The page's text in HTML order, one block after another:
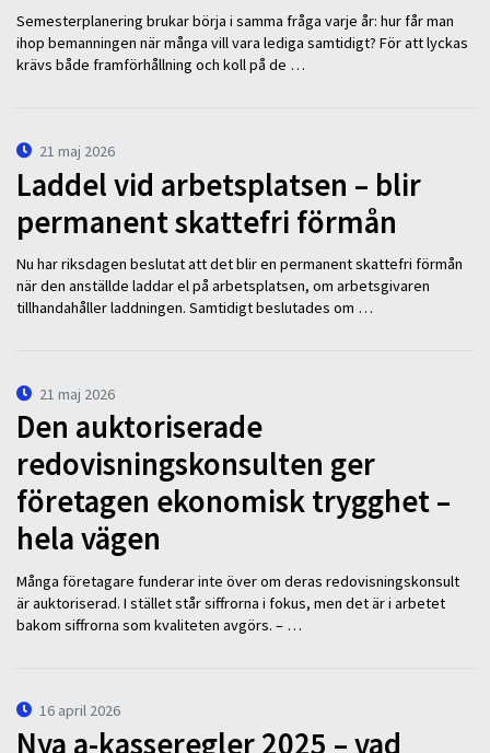
Semesterplanering brukar börja i samma fråga varje år: hur får man
ihop bemanningen när många vill vara lediga samtidigt? För att lyckas
krävs både framförhållning och koll på de …
21 maj 2026
Laddel vid arbetsplatsen – blir
permanent skattefri förmån
Nu har riksdagen beslutat att det blir en permanent skattefri förmån
när den anställde laddar el på arbetsplatsen, om arbetsgivaren
tillhandahåller laddningen. Samtidigt beslutades om …
21 maj 2026
Den auktoriserade
redovisningskonsulten ger
företagen ekonomisk trygghet –
hela vägen
Många företagare funderar inte över om deras redovisningskonsult
är auktoriserad. I stället står siffrorna i fokus, men det är i arbetet
bakom siffrorna som kvaliteten avgörs. – …
16 april 2026
Nya a-kasseregler 2025 – vad